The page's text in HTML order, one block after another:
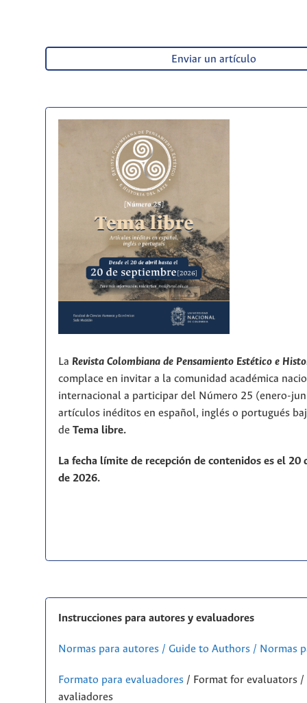
Enviar un artículo
La Revista Colombiana de Pensamiento Estético e
complace en invitar a la comunidad académica
internacional a participar del Número 25 (enero-
artículos inéditos en español, inglés o portugués
de Tema libre.
La fecha límite de recepción de contenidos es el 20
de 2026.
Instrucciones para autores y evaluadores
Normas para autores / Guide to Authors / Normas
Formato para evaluadores/ Format for evaluators /
avaliadores